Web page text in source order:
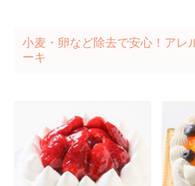
小麦・卵など除去で安心！アレ
ーキ